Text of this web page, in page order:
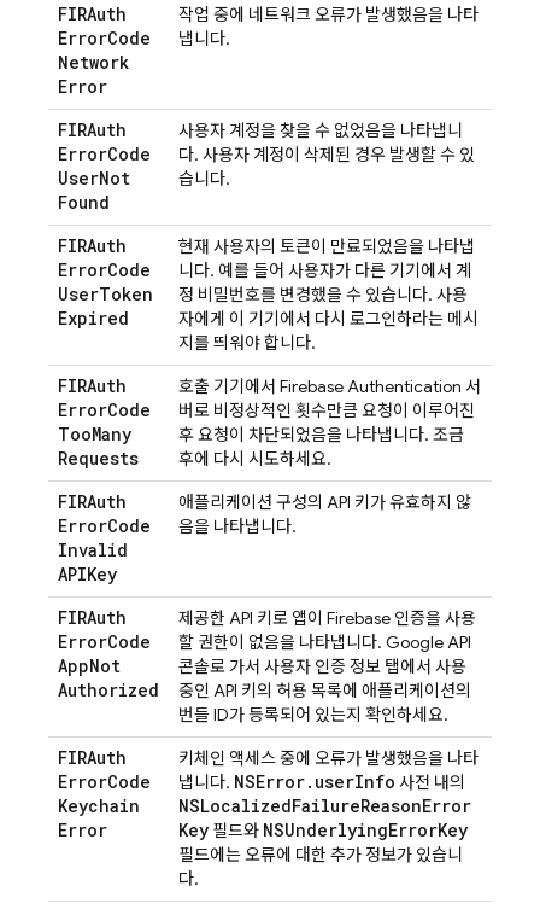
FIRAuth
ErrorCode
Network
Error
작업 중에 네트워크 오류가 발생했음을 나타
냅니다.
FIRAuth
ErrorCode
UserNot
Found
사용자 계정을 찾을 수 없었음을 나타냅니
다. 사용자 계정이 삭제된 경우 발생할 수 있
습니다.
FIRAuth
ErrorCode
UserToken
Expired
현재 사용자의 토큰이 만료되었음을 나타냅
니다. 예를 들어 사용자가 다른 기기에서 계
정 비밀번호를 변경했을 수 있습니다. 사용
자에게 이 기기에서 다시 로그인하라는 메시
지를 띄워야 합니다.
FIRAuth
ErrorCode
TooMany
Requests
호출 기기에서 Firebase Authentication 서
버로 비정상적인 횟수만큼 요청이 이루어진
후 요청이 차단되었음을 나타냅니다. 조금
후에 다시 시도하세요.
FIRAuth
ErrorCode
Invalid
APIKey
애플리케이션 구성의 API 키가 유효하지 않
음을 나타냅니다.
FIRAuth
ErrorCode
AppNot
Authorized
제공한 API 키로 앱이 Firebase 인증을 사용
할 권한이 없음을 나타냅니다. Google API
콘솔로 가서 사용자 인증 정보 탭에서 사용
중인 API 키의 허용 목록에 애플리케이션의
번들 ID가 등록되어 있는지 확인하세요.
FIRAuth
ErrorCode
Keychain
Error
키체인 액세스 중에 오류가 발생했음을 나타
냅니다. NSError. userInfo 사전 내의
NSLocalizedFailureReasonError
Key 필드와 NSUnderlyingErrorKey
필드에는 오류에 대한 추가 정보가 있습니
다.